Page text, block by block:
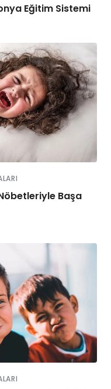
Eğitim Sistemi
Başa